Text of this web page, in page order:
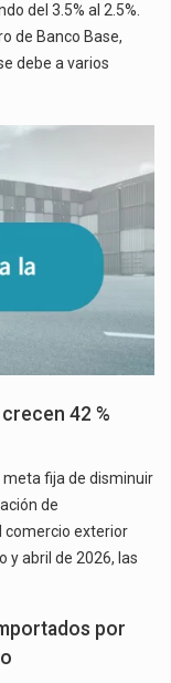
del 3.5% al 2.5%.
de Banco Base,
debe a varios
42 %
meta fija de disminuir
de
comercio exterior
y abril de 2026, las
por